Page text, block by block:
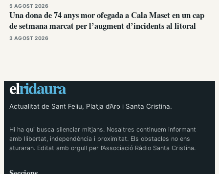
5 AGOST 2026
Una dona de 74 anys mor ofegada a Cala Maset en un cap
de setmana marcat per l’augment d’incidents al litoral
3 AGOST 2026
elridaura
Actualitat de Sant Feliu, Platja d’Aro i Santa Cristina.
Hi ha qui busca silenciar mitjans. Nosaltres continuem informant
amb llibertat, independència i proximitat. Els obstacles no ens
aturaran. Editat amb orgull per l’Associació Ràdio Santa Cristina.